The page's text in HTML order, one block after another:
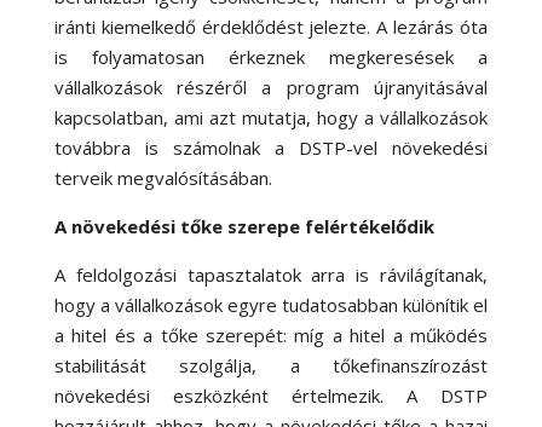
iránti kiemelkedő érdeklődést jelezte. A lezárás óta
is folyamatosan érkeznek megkeresések a
vállalkozások részéről a program újranyitásával
kapcsolatban, ami azt mutatja, hogy a vállalkozások
továbbra is számolnak a DSTP-vel növekedési
terveik megvalósításában.
A növekedési tőke szerepe felértékelődik
A feldolgozási tapasztalatok arra is rávilágítanak,
hogy a vállalkozások egyre tudatosabban különítik el
a hitel és a tőke szerepét: míg a hitel a működés
stabilitását szolgálja, a tőkefinanszírozást
növekedési eszközként értelmezik. A DSTP